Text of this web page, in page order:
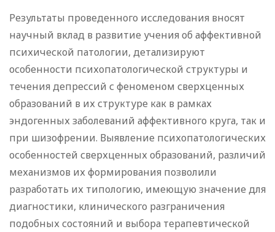
Результаты проведенного исследования вносят
научный вклад в развитие учения об аффективной
психической патологии, детализируют
особенности психопатологической структуры и
течения депрессий с феноменом сверхценных
образований в их структуре как в рамках
эндогенных заболеваний аффективного круга, так и
при шизофрении. Выявление психопатологических
особенностей сверхценных образований, различий
механизмов их формирования позволили
разработать их типологию, имеющую значение для
диагностики, клинического разграничения
подобных состояний и выбора терапевтической